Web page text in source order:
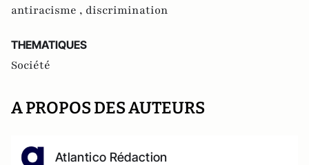
antiracisme , discrimination
THEMATIQUES
Société
A PROPOS DES AUTEURS
Atlantico Rédaction